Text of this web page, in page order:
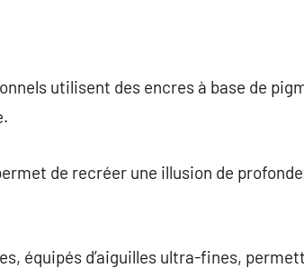
utilisent des encres à base de
de recréer une illusion de
équipés d’aiguilles ultra-fines,